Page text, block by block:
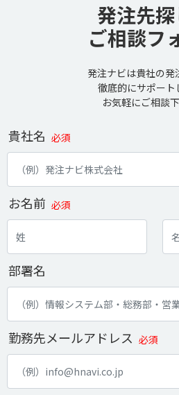
発注先
ご相談フ
発注ナビは貴社の発
徹底的にサポート
お気軽にご相談下
貴社名 必須
お名前 必須
部署名
勤務先メールアドレス 必須